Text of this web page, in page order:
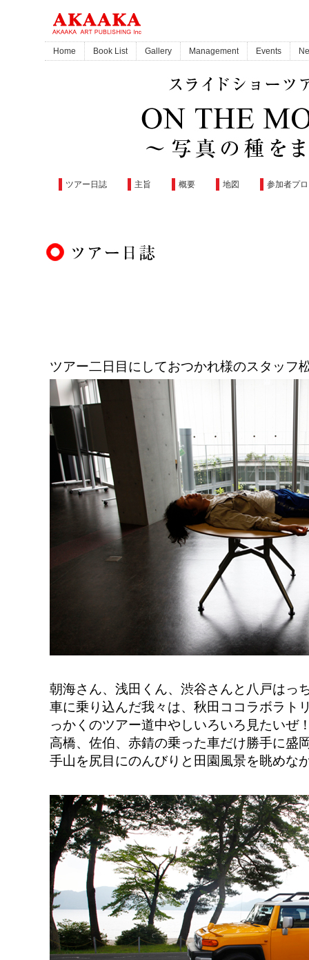
Home Book List Gallery Management Events
ツアー日誌 主旨 概要 地図 参加者プ
ツアー二日目にしておつかれ様のスタッフ
朝海さん、浅田くん、渋谷さんと八戸はっ
車に乗り込んだ我々は、秋田ココラボラ
っかくのツアー道中やしいろいろ見たい
高橋、佐伯、赤錆の乗った車だけ勝手に盛
手山を尻目にのんびりと田園風景を眺めな